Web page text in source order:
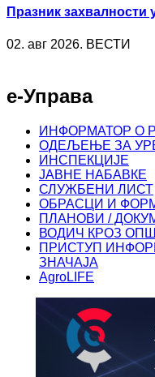
Празник захвалности
02. авг 2026. ВЕСТИ
е-Управа
ИНФОРМАТОР О
ОДЕЉЕЊЕ ЗА
ИНСПЕКЦИЈЕ
ЈАВНЕ НАБАВКЕ
СЛУЖБЕНИ ЛИСТ
ОБРАСЦИ И
ПЛАНОВИ /
ВОДИЧ КРОЗ
ПРИСТУП
ЗНАЧАЈА
AgroLIFE